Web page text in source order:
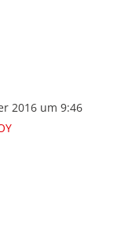
2016 um 9:46